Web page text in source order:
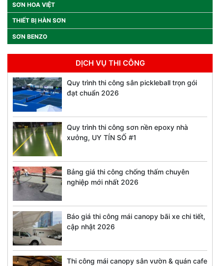
SƠN HOA VIỆT
THIẾT BỊ HÀN SƠN
SƠN BENZO
DỊCH VỤ THI CÔNG
Quy trình thi công sân pickleball trọn gói
đạt chuẩn 2026
Quy trình thi công sơn nền epoxy nhà
xưởng, UY TÍN SỐ #1
Bảng giá thi công chống thấm chuyên
nghiệp mới nhất 2026
Báo giá thi công mái canopy bãi xe chi tiết,
cập nhật 2026
Thi công mái canopy sân vườn & quán cafe